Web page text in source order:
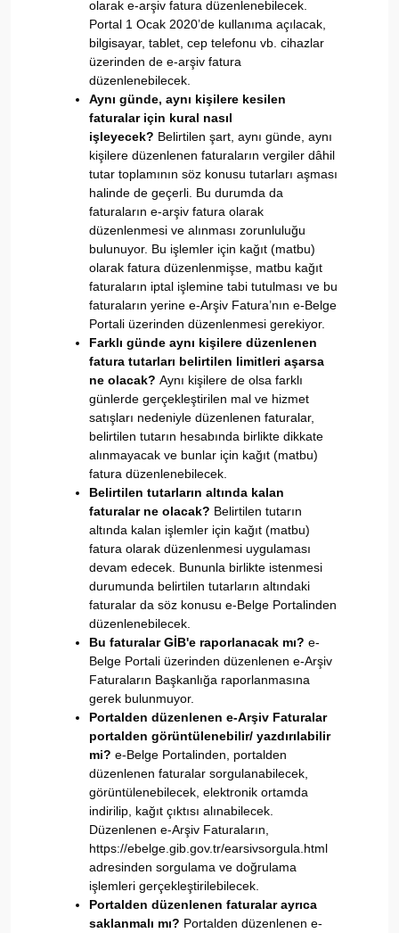
olarak e-arşiv fatura düzenlenebilecek.
Portal 1 Ocak 2020’de kullanıma açılacak,
bilgisayar, tablet, cep telefonu vb. cihazlar
üzerinden de e-arşiv fatura
düzenlenebilecek.
Aynı günde, aynı kişilere kesilen
faturalar için kural nasıl
işleyecek? Belirtilen şart, aynı günde, aynı
kişilere düzenlenen faturaların vergiler dâhil
tutar toplamının söz konusu tutarları aşması
halinde de geçerli. Bu durumda da
faturaların e-arşiv fatura olarak
düzenlenmesi ve alınması zorunluluğu
bulunuyor. Bu işlemler için kağıt (matbu)
olarak fatura düzenlenmişse, matbu kağıt
faturaların iptal işlemine tabi tutulması ve bu
faturaların yerine e-Arşiv Fatura’nın e-Belge
Portali üzerinden düzenlenmesi gerekiyor.
Farklı günde aynı kişilere düzenlenen
fatura tutarları belirtilen limitleri aşarsa
ne olacak? Aynı kişilere de olsa farklı
günlerde gerçekleştirilen mal ve hizmet
satışları nedeniyle düzenlenen faturalar,
belirtilen tutarın hesabında birlikte dikkate
alınmayacak ve bunlar için kağıt (matbu)
fatura düzenlenebilecek.
Belirtilen tutarların altında kalan
faturalar ne olacak? Belirtilen tutarın
altında kalan işlemler için kağıt (matbu)
fatura olarak düzenlenmesi uygulaması
devam edecek. Bununla birlikte istenmesi
durumunda belirtilen tutarların altındaki
faturalar da söz konusu e-Belge Portalinden
düzenlenebilecek.
Bu faturalar GİB'e raporlanacak mı? e-
Belge Portali üzerinden düzenlenen e-Arşiv
Faturaların Başkanlığa raporlanmasına
gerek bulunmuyor.
Portalden düzenlenen e-Arşiv Faturalar
portalden görüntülenebilir/ yazdırılabilir
mi? e-Belge Portalinden, portalden
düzenlenen faturalar sorgulanabilecek,
görüntülenebilecek, elektronik ortamda
indirilip, kağıt çıktısı alınabilecek.
Düzenlenen e-Arşiv Faturaların,
https://ebelge.gib.gov.tr/earsivsorgula.html
adresinden sorgulama ve doğrulama
işlemleri gerçekleştirilebilecek.
Portalden düzenlenen faturalar ayrıca
saklanmalı mı? Portalden düzenlenen e-